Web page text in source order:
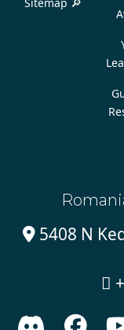
5408 N

 